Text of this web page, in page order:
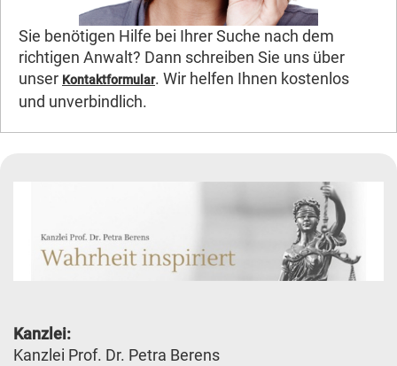
Sie benötigen Hilfe bei Ihrer Suche nach dem
richtigen Anwalt? Dann schreiben Sie uns über
unser Kontaktformular. Wir helfen Ihnen kostenlos
und unverbindlich.
Kanzlei:
Kanzlei Prof. Dr. Petra Berens